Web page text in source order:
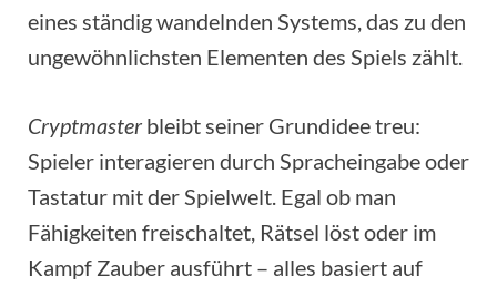
eines ständig wandelnden Systems, das zu den
ungewöhnlichsten Elementen des Spiels zählt.
Cryptmasterbleibt seiner Grundidee treu:
Spieler interagieren durch Spracheingabe oder
Tastatur mit der Spielwelt. Egal ob man
Fähigkeiten freischaltet, Rätsel löst oder im
Kampf Zauber ausführt – alles basiert auf